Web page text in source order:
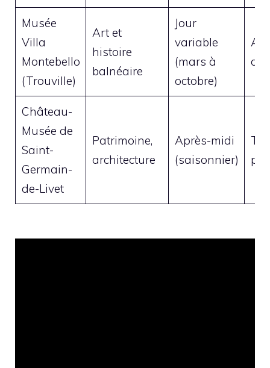
Musée
Villa
Montebello
(Trouville)
Art et
histoire
balnéaire
Jour
variable
(mars à
octobre)
Château-
Musée de
Saint-
Germain-
de-Livet
Patrimoine,
architecture
Après-midi
(saisonnier)